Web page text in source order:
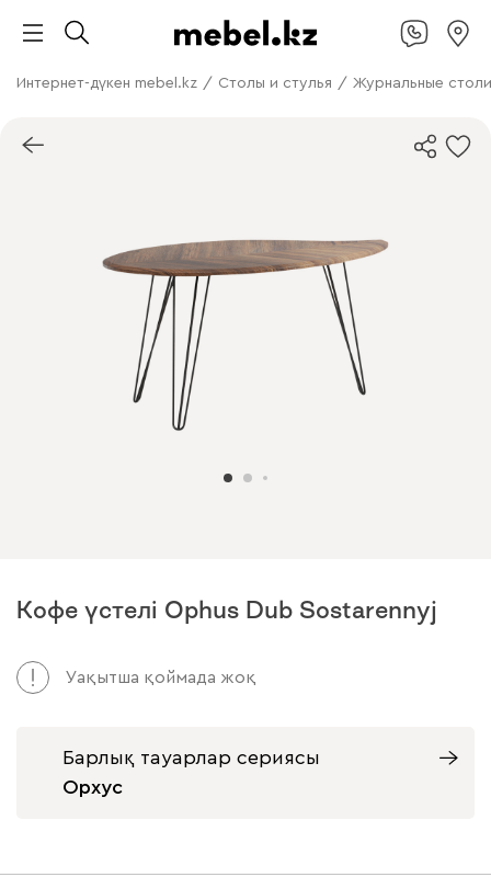
Интернет-дүкен mebel.kz / Столы и стулья / Журнальные
Кофе үстелі Орhus Dub Sostarennyj
Уақытша қоймада жоқ
Барлық тауарлар сериясы
Орхус